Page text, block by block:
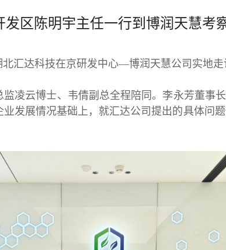
发区陈明宇主任一行到博润天慧考
汇达科技在京研发中心—博润天慧公司实地走
云博士、韦倩副总全程陪同。李永芳董事
发展情况基础上，就汇达公司提出的具体问